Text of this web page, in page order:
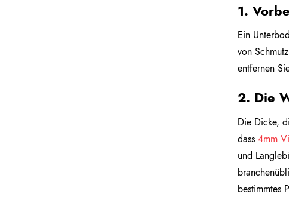
1.
Ein
von
entfernen
2. Die
Die Dicke,
dass 4mm
und
bestimmtes